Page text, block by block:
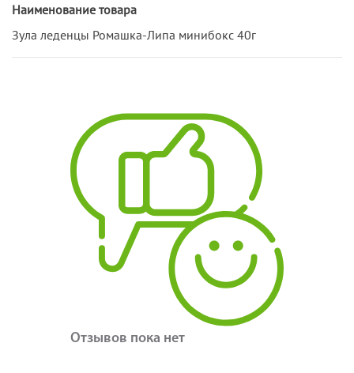
Наименование товара
Зула леденцы Ромашка-Липа минибокс 40г
Отзывов пока нет